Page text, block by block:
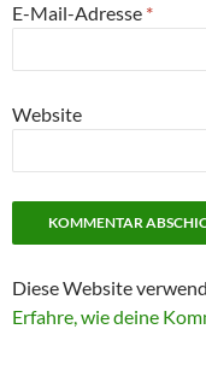
E-Mail-Adresse *
Website
Diese Website
Erfahre, wie deine